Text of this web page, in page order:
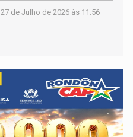
27 de Julho de 2026 às 11:56